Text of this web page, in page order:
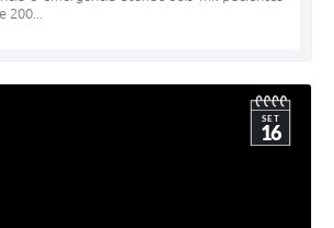
SET
16